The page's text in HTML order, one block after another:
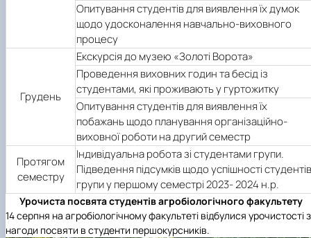
Опитування студентів для виявлення їх думок
щодо удосконалення навчально-виховного
процесу
Грудень
Екскурсія до музею «Золоті Ворота»
Проведення виховних годин та бесід із
студентами, які проживають у гуртожитку
Опитування студентів для виявлення їх
побажань щодо планування організаційно-
виховної роботи на другий семестр
Протягом
семестру
Індивідуальна робота зі студентами групи.
Підведення підсумків щодо успішності студентів
групи у першому семестрі 2023- 2024 н.р.
Урочиста посвята студентів агробіологічного факультету
14 серпня на агробіологічному факультеті відбулися урочистості з
нагоди посвяти в студенти першокурсників.